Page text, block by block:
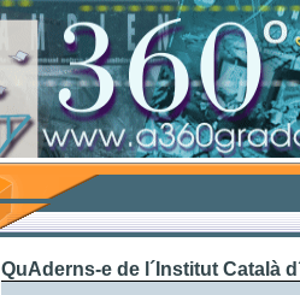
QuAderns-e de l´Institut Català